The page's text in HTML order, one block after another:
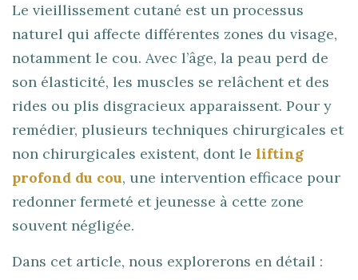
Le vieillissement cutané est un processus
naturel qui affecte différentes zones du visage,
notamment le cou. Avec l’âge, la peau perd de
son élasticité, les muscles se relâchent et des
rides ou plis disgracieux apparaissent. Pour y
remédier, plusieurs techniques chirurgicales et
non chirurgicales existent, dont le lifting
profond du cou, une intervention efficace pour
redonner fermeté et jeunesse à cette zone
souvent négligée.
Dans cet article, nous explorerons en détail :